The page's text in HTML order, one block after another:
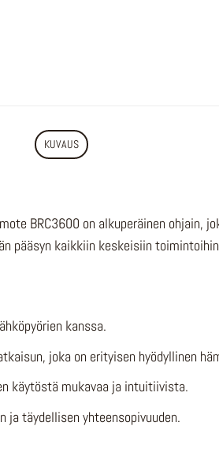
KUVAUS
BRC3600 on alkuperäinen ohjain,
pääsyn kaikkiin keskeisiin
kanssa.
joka on erityisen hyödyllinen
käytöstä mukavaa ja intuitiivista.
ja täydellisen yhteensopivuuden.